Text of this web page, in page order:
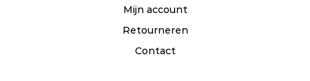
Mijn account
Retourneren
Contact